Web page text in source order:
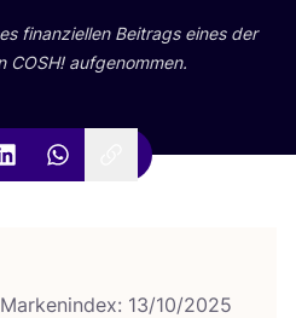
finan­zi­el­len Bei­trags eines der
COSH! aufgenommen.
13/10/2025